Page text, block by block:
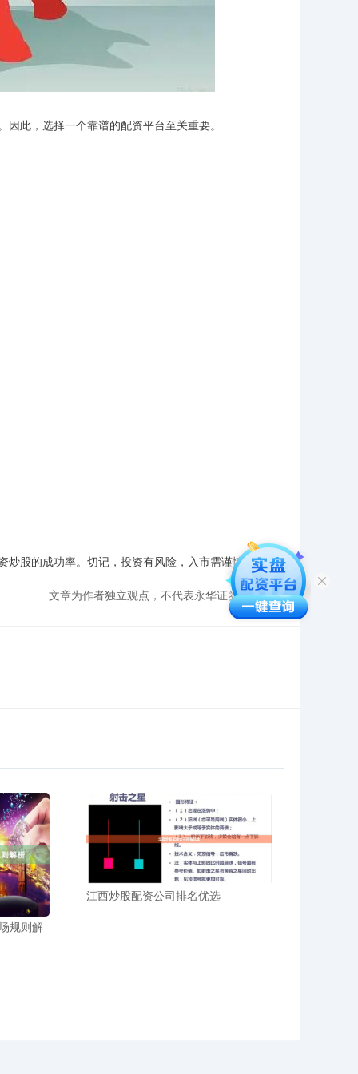
此，选择一个靠谱的配资平台至关重要。
炒股的成功率。切记，投资有风险，入市需谨慎。
文章为作者独立观点，不代表永华证券配资观点
规则解
江西炒股配资公司排名优选